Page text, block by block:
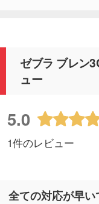
ゼブラ ブレン
ュー
5.0
1件のレビュー
全ての対応が早い